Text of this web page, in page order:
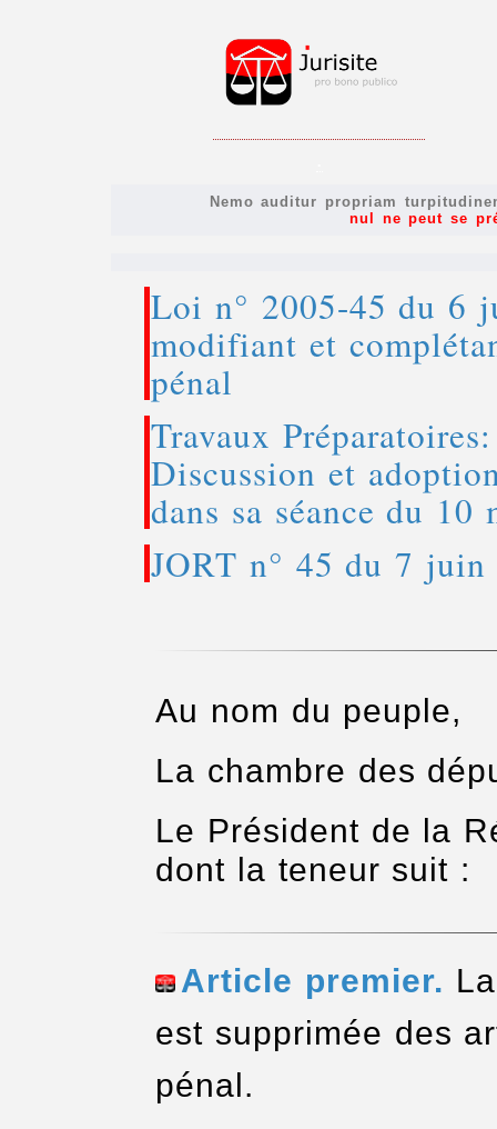
Nemo auditur propriam
nul ne peut se
Loi n° 2005-45 du 6
modifiant et
pénal
Travaux Préparatoires:
Discussion et
dans sa séance du 10
JORT n° 45 du 7 juin
Au nom du peuple,
La chambre des
Le Président de la
dont la teneur suit :
Article premier.
est supprimée des
pénal.